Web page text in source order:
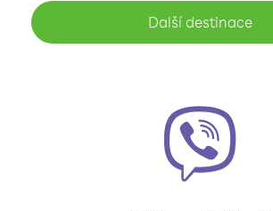
Další destinace